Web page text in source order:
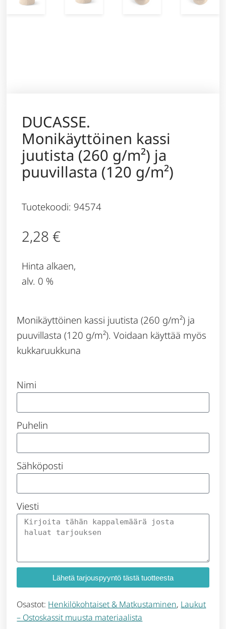
DUCASSE.
Monikäyttöinen kassi
juutista (260 g/m²) ja
puuvillasta (120 g/m²)
Tuotekoodi: 94574
2,28 €
Hinta alkaen,
alv. 0 %
Monikäyttöinen kassi juutista (260 g/m²) ja
puuvillasta (120 g/m²). Voidaan käyttää myös
kukkaruukkuna
Nimi
Puhelin
Sähköposti
Viesti
Lähetä tarjouspyyntö tästä tuotteesta
Osastot: Henkilökohtaiset & Matkustaminen, Laukut
– Ostoskassit muusta materiaalista